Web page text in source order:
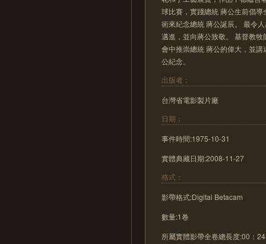
球比賽，實踐總統 蔣公生前倡
術來紀念總統 蔣公誕辰。 最令
邁進，並向蔣公致敬。 基督教
會中推崇總統 蔣公的偉大，並
公紀念。
出版者：
台灣省電影製片廠
日期：
事件時間:1975-10-31
實體典藏日期:2008-11-27
格式：
影帶格式:Digital Betacam
數量:1卷
所屬實體影帶全卷總長度:00：